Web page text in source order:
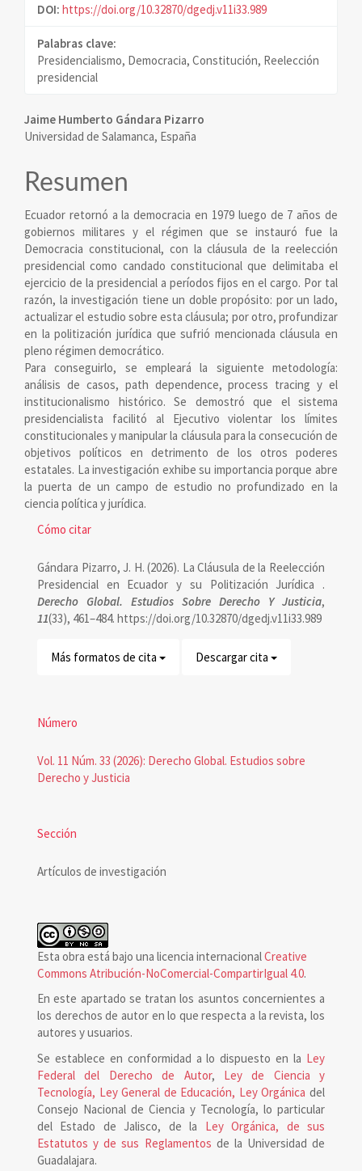
DOI: https://doi.org/10.32870/dgedj.v11i33.989
Palabras clave:
Presidencialismo, Democracia, Constitución, Reelección
presidencial
Contenido
del
artículo
Jaime Humberto Gándara Pizarro
Universidad de Salamanca, España
Resumen
Ecuador retornó a la democracia en 1979 luego de 7 años de
gobiernos militares y el régimen que se instauró fue la
Democracia constitucional, con la cláusula de la reelección
presidencial como candado constitucional que delimitaba el
ejercicio de la presidencial a períodos fijos en el cargo. Por tal
razón, la investigación tiene un doble propósito: por un lado,
actualizar el estudio sobre esta cláusula; por otro, profundizar
en la politización jurídica que sufrió mencionada cláusula en
pleno régimen democrático.
Para conseguirlo, se empleará la siguiente metodología:
análisis de casos, path dependence, process tracing y el
institucionalismo histórico. Se demostró que el sistema
presidencialista facilitó al Ejecutivo violentar los límites
constitucionales y manipular la cláusula para la consecución de
objetivos políticos en detrimento de los otros poderes
estatales. La investigación exhibe su importancia porque abre
la puerta de un campo de estudio no profundizado en la
ciencia política y jurídica.
Detalles
artículo
Cómo citar
Gándara Pizarro, J. H. (2026). La Cláusula de la Reelección
Presidencial en Ecuador y su Politización Jurídica .
Derecho Global. Estudios Sobre Derecho Y Justicia,
11(33), 461–484. https://doi.org/10.32870/dgedj.v11i33.989
Más formatos de cita Descargar cita
Número
Vol. 11 Núm. 33 (2026): Derecho Global. Estudios sobre
Derecho y Justicia
Sección
Artículos de investigación
Esta obra está bajo una licencia internacionalCreative
Commons Atribución-NoComercial-CompartirIgual 4.0.
En este apartado se tratan los asuntos concernientes a
los derechos de autor en lo que respecta a la revista, los
autores y usuarios.
Se establece en conformidad a lo dispuesto en la Ley
Federal del Derecho de Autor, Ley de Ciencia y
Tecnología, Ley General de Educación, Ley Orgánica del
Consejo Nacional de Ciencia y Tecnología, lo particular
del Estado de Jalisco, de la Ley Orgánica, de sus
Estatutos y de sus Reglamentos de la Universidad de
Guadalajara.